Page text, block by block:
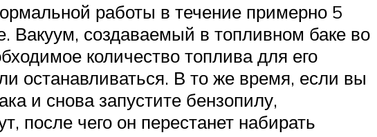
работы в течение примерно 5
Вакуум, создаваемый в топливном баке во
количество топлива для его
останавливаться. В то же время, если вы
и снова запустите бензопилу,
после чего он перестанет набирать